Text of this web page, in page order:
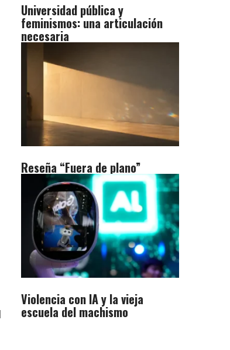
Universidad pública y
feminismos: una articulación
necesaria
Reseña “Fuera de plano”
Violencia con IA y la vieja
escuela del machismo